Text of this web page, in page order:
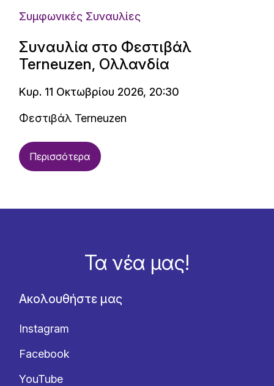
Συμφωνικές Συναυλίες
Συναυλία στο Φεστιβάλ
Terneuzen, Ολλανδία
Κυρ. 11 Οκτωβρίου 2026, 20:30
Φεστιβάλ Terneuzen
Περισσότερα
Τα νέα μας!
Ακολουθήστε μας
Instagram
Facebook
YouTube